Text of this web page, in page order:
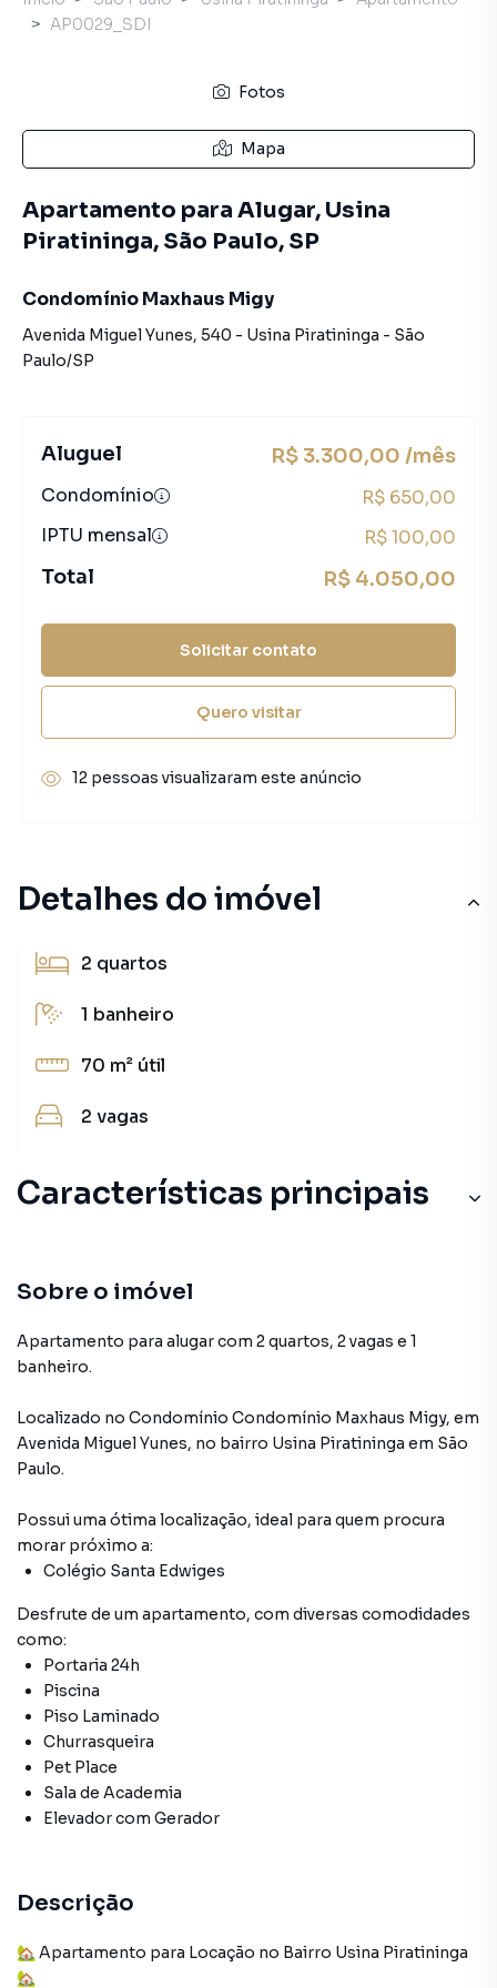
Detalhes do imóvel
2 quartos
1 banheiro
70 m² útil
2 vagas
Características principais
Armário Banheiro
Decorado
Armário Cozinha
Sobre o imóvel
Apartamento para alugar com 2 quartos, 2 vagas e 1
banheiro.
Localizado no Condomínio Condomínio Maxhaus Migy, em
Avenida Miguel Yunes, no bairro Usina Piratininga em São
Paulo.
Possui uma ótima localização, ideal para quem procura
morar próximo a:
Colégio Santa Edwiges
Desfrute de um apartamento, com diversas comodidades
como:
Portaria 24h
Piscina
Piso Laminado
Churrasqueira
Pet Place
Sala de Academia
Elevador com Gerador
Descrição
🏡 Apartamento para Locação no Bairro Usina Piratininga
🏡
AP0029_SDI
Fotos
Mapa
Apartamento para Alugar, Usina
Piratininga, São Paulo, SP
Condomínio Maxhaus Migy
Avenida Miguel Yunes, 540 - Usina Piratininga - São
Paulo/SP
Aluguel R$ 3.300,00 /mês
Condomínio
R$ 650,00
IPTU mensal
R$ 100,00
Total R$ 4.050,00
Solicitar contato
Quero visitar
12 pessoas visualizaram este anúncio